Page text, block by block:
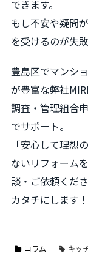
できます。
もし不安や疑問
を受けるのが失
豊島区でマンシ
が豊富な弊社
調査・管理組合
でサポート。
「安心して理想
ないリフォーム
談・ご依頼くだ
カタチにします！
コラム キッ